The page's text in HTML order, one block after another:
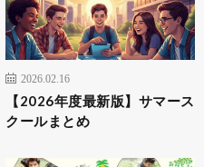
2026.02.16
【2026年度最新版】サマース
クールまとめ